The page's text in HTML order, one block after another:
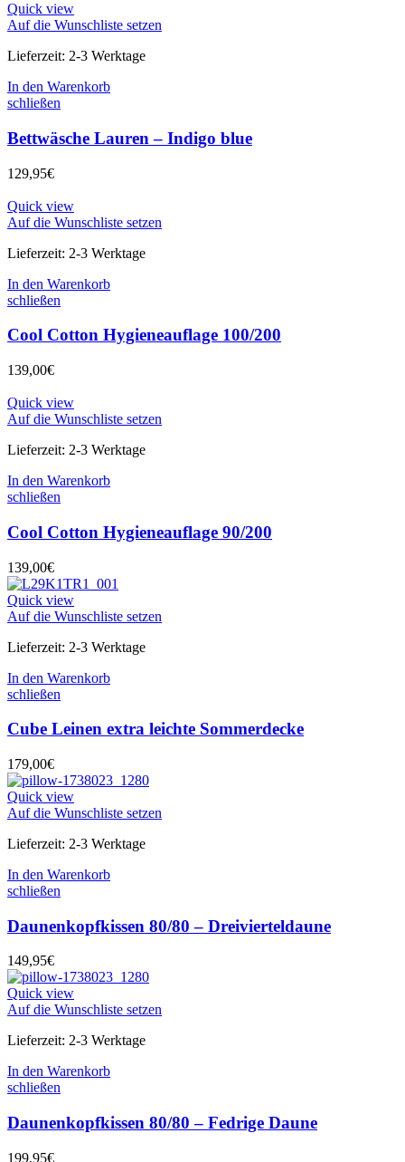
Quick view
Auf die Wunschliste setzen
Lieferzeit: 2-3 Werktage
In den Warenkorb
schließen
Bettwäsche Lauren – Indigo blue
129,95€
Quick view
Auf die Wunschliste setzen
Lieferzeit: 2-3 Werktage
In den Warenkorb
schließen
Cool Cotton Hygieneauflage 100/200
139,00€
Quick view
Auf die Wunschliste setzen
Lieferzeit: 2-3 Werktage
In den Warenkorb
schließen
Cool Cotton Hygieneauflage 90/200
139,00€
Quick view
Auf die Wunschliste setzen
Lieferzeit: 2-3 Werktage
In den Warenkorb
schließen
Cube Leinen extra leichte Sommerdecke
179,00€
Quick view
Auf die Wunschliste setzen
Lieferzeit: 2-3 Werktage
In den Warenkorb
schließen
Daunenkopfkissen 80/80 – Dreivierteldaune
149,95€
Quick view
Auf die Wunschliste setzen
Lieferzeit: 2-3 Werktage
In den Warenkorb
schließen
Daunenkopfkissen 80/80 – Fedrige Daune
199,95€